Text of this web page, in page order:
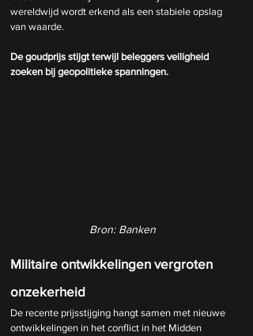
wereldwijd wordt erkend als een stabiele opslag
van waarde.
De goudprijs stijgt terwijl beleggers veiligheid
zoeken bij geopolitieke spanningen.
Bron: Banken
Militaire ontwikkelingen vergroten
onzekerheid
De recente prijsstijging hangt samen met nieuwe
ontwikkelingen in het conflict in het Midden